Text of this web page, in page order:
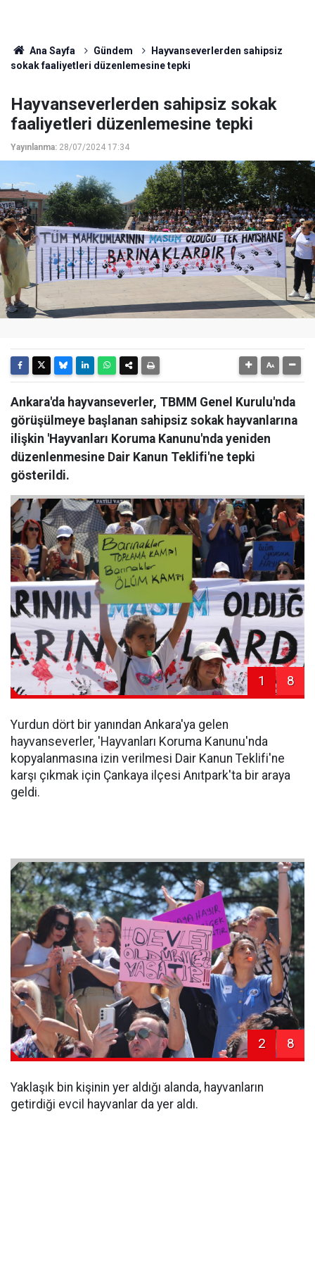
Ana Sayfa Gündem
Hayvanseverlerden sahipsiz
sokak faaliyetleri düzenlemesine tepki
Hayvanseverlerden sahipsiz sokak
faaliyetleri düzenlemesine tepki
Yayınlanma: 28/07/2024 17:34
Ankara'da hayvanseverler, TBMM Genel Kurulu'nda
görüşülmeye başlanan sahipsiz sokak hayvanlarına
ilişkin 'Hayvanları Koruma Kanunu'nda yeniden
düzenlenmesine Dair Kanun Teklifi'ne tepki
gösterildi.
1 8
Yurdun dört bir yanından Ankara'ya gelen
hayvanseverler, 'Hayvanları Koruma Kanunu'nda
kopyalanmasına izin verilmesi Dair Kanun Teklifi'ne
karşı çıkmak için Çankaya ilçesi Anıtpark'ta bir araya
geldi.
2 8
Yaklaşık bin kişinin yer aldığı alanda, hayvanların
getirdiği evcil hayvanlar da yer aldı.